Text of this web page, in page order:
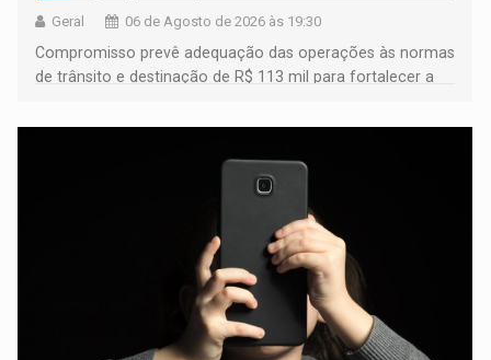
Geral 06 de Agosto de 2026 às 19:30
Compromisso prevê adequação das operações às normas
de trânsito e destinação de R$ 113 mil para fortalecer a